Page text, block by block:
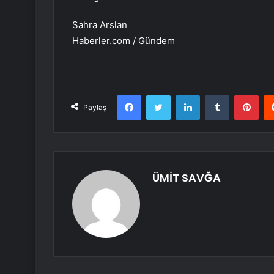
Sahra Arslan
Haberler.com / Gündem
Paylaş
FacebookTwitter LinkedInTumblr
ÜMİT SAVĞA